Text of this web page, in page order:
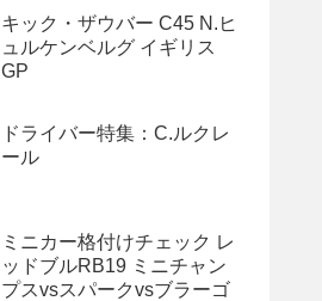
キック・ザウバー C45 N.ヒ
ュルケンベルグ イギリス
GP
ドライバー特集：C.ルクレ
ール
ミニカー格付けチェック レ
ッドブルRB19 ミニチャン
プスvsスパークvsブラーゴ